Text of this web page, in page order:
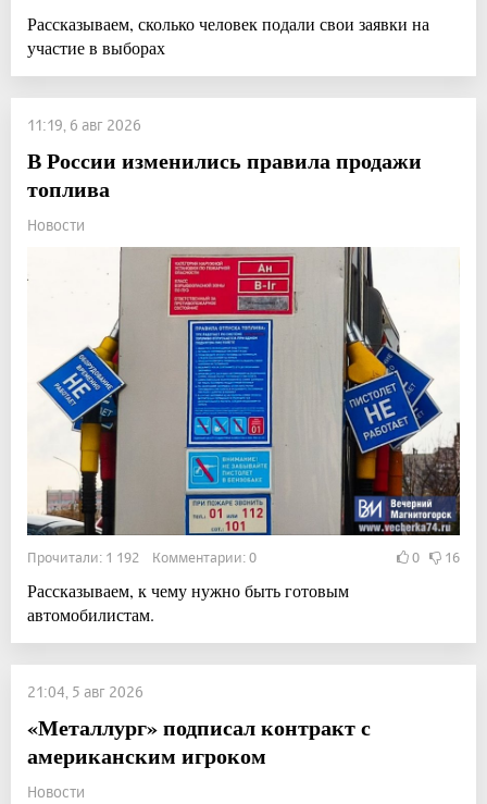
Рассказываем, сколько человек подали свои заявки на
участие в выборах
11:19, 6 авг 2026
В России изменились правила продажи
топлива
Новости
Прочитали: 1 192 Комментарии: 0 0 16
Рассказываем, к чему нужно быть готовым
автомобилистам.
21:04, 5 авг 2026
«Металлург» подписал контракт с
американским игроком
Новости